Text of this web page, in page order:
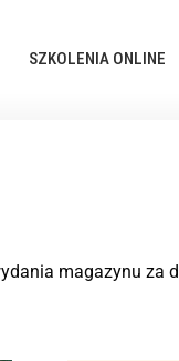
SZKOLENIA ONLINE
magazynu za